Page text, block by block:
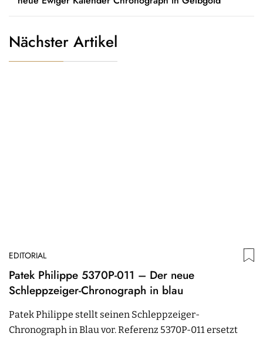
Nächster Artikel
EDITORIAL
Patek Philippe 5370P-011 – Der neue
Schleppzeiger-Chronograph in blau
Patek Philippe stellt seinen Schleppzeiger-
Chronograph in Blau vor. Referenz 5370P-011 ersetzt